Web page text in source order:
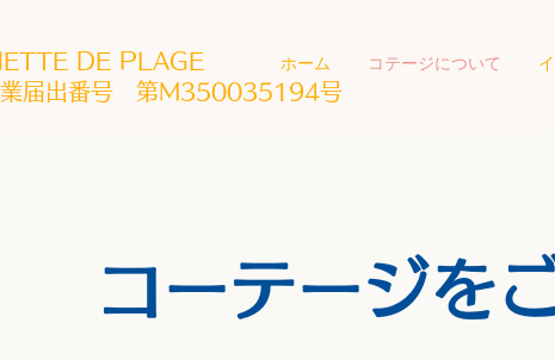
DE PLAGE
業届出番号 第M350035194号
ホーム コテージについて
コーテージを